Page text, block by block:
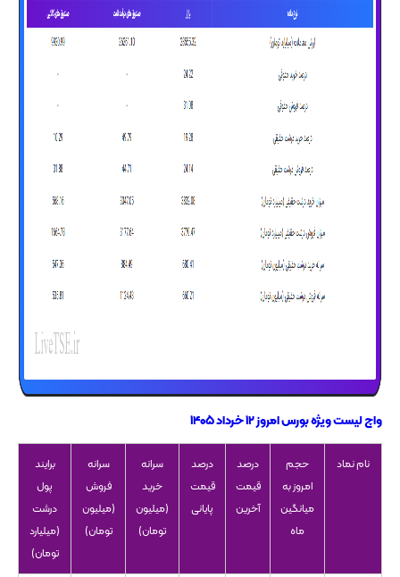
واچ لیست ویژه بورس امروز ۱۲ خرداد ۱۴۰۵
نام نماد
حجم
امروز به
میانگین
ماه
درصد
قیمت
آخرین
درصد
قیمت
پایانی
سرانه
خرید
(میلیون
تومان)
سرانه
فروش
(میلیون
تومان)
برایند
پول
درشت
(میلیارد
تومان)